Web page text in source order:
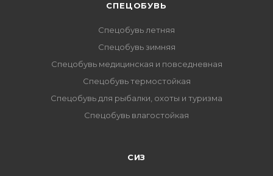
CПЕЦОБУВЬ
Спецобувь летняя
Спецобувь зимняя
Спецобувь медицинская и повседневная
Спецобувь термостойкая
Спецобувь для рыбалки, охоты и туризма
Спецобувь влагостойкая
СИЗ